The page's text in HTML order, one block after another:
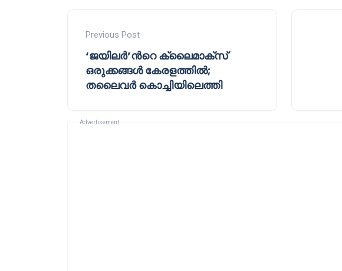
Previous Post
‘ജയിലർ’ൻറെ ക്ലൈമാക്സ്
ഒരുക്കങ്ങൾ കേരളത്തിൽ;
തലൈവർ കൊച്ചിയിലെത്തി
Advertisement